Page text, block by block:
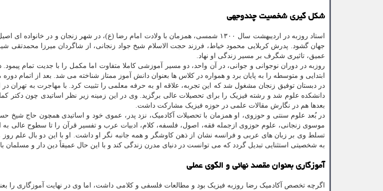
شکل گیری شخصیت چندوجهی
استاد روزبه در اردیبهشت سال ۱۳۰۰ شمسی، همزمان با ولادت امام رضا (ع)، در شهر زنجان و در
جهان گشود. پدرش کربلایی محمود خیاط، فرزند حجت الاسلام شیخ جواد زنجانی، از شاگردان میرزا محمدتقی
عمیق، تاثیری شگرف بر مسیر زندگی او نهاد.
روزبه در دوران نوجوانی و جوانی، در آن واحد، دو مسیر آموزشی کاملا متفاوت اما مکمل را با جدیت تمام پیمود.
ابتدایی و متوسطه را به پایان برد و همواره در کلاس ها بعنوان دانش آموز ممتاز شناخته می شد. بعد از اتمام
دانشکده علوم شد و رشته فیزیک را برای تحصیلات عالی برگزید. وی در این زمینه زیر نظر اساتیدی چون دکتر
بعدها هم در نگارش مقالات علمی در حوزه فیزیک مشارکت داشت.
در بُعد علوم سنتی و حوزوی، او همزمان با تحصیلات آکادمیک، نزد پدر، عموی خود و اساتیدی همچون حاج
موسوی زنجانی، علوم حوزوی ازجمله فقه، اصول، فلسفه، کلام، ادبیات عرب و تفسیر قرآن را تا سطوح عالی به
تسلط وی بر زبان های عربی و فرانسه نشان از ذهن کاوشگر و همه جانبه نگر او داشت. او با این دو بال علم
به شخصیتی استثنایی تبدیل گردد که می توانست در دنیای مدرن زندگی کند و با این حال عمیقاً دین دار و مسلمان
آموزگاری بعنوان مقصد نهائی و الگوی عملی
اگرچه تخصص آکادمیک رضا روزبه فیزیک بود و مطالعات فلسفی و کلامی داشت، اما وی در نهایت آموزگاری را